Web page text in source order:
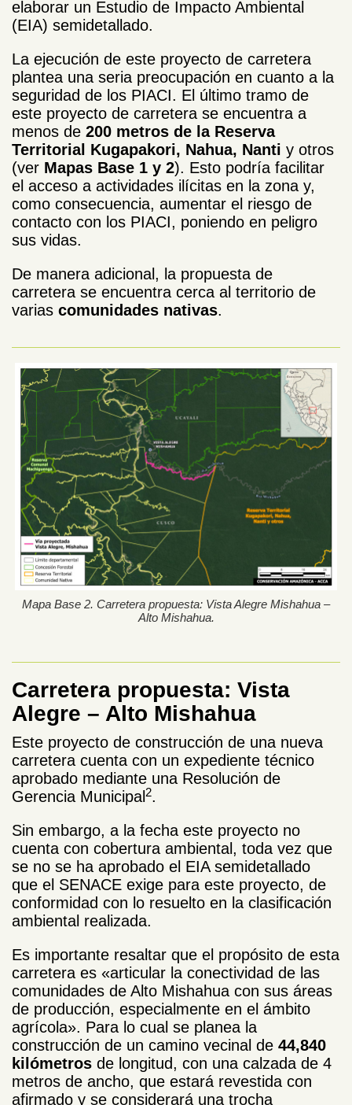
elaborar un Estudio de Impacto Ambiental
(EIA) semidetallado.
La ejecución de este proyecto de carretera
plantea una seria preocupación en cuanto a la
seguridad de los PIACI. El último tramo de
este proyecto de carretera se encuentra a
menos de 200 metros de la Reserva
Territorial Kugapakori, Nahua, Nanti y otros
(ver Mapas Base 1 y 2). Esto podría facilitar
el acceso a actividades ilícitas en la zona y,
como consecuencia, aumentar el riesgo de
contacto con los PIACI, poniendo en peligro
sus vidas.
De manera adicional, la propuesta de
carretera se encuentra cerca al territorio de
varias comunidades nativas.
Mapa Base 2. Carretera propuesta: Vista Alegre Mishahua –
Alto Mishahua.
Carretera propuesta: Vista
Alegre – Alto Mishahua
Este proyecto de construcción de una nueva
carretera cuenta con un expediente técnico
aprobado mediante una Resolución de
Gerencia Municipal 2.
Sin embargo, a la fecha este proyecto no
cuenta con cobertura ambiental, toda vez que
se no se ha aprobado el EIA semidetallado
que el SENACE exige para este proyecto, de
conformidad con lo resuelto en la clasificación
ambiental realizada.
Es importante resaltar que el propósito de esta
carretera es «articular la conectividad de las
comunidades de Alto Mishahua con sus áreas
de producción, especialmente en el ámbito
agrícola». Para lo cual se planea la
construcción de un camino vecinal de 44,840
kilómetros de longitud, con una calzada de 4
metros de ancho, que estará revestida con
afirmado y se considerará una trocha